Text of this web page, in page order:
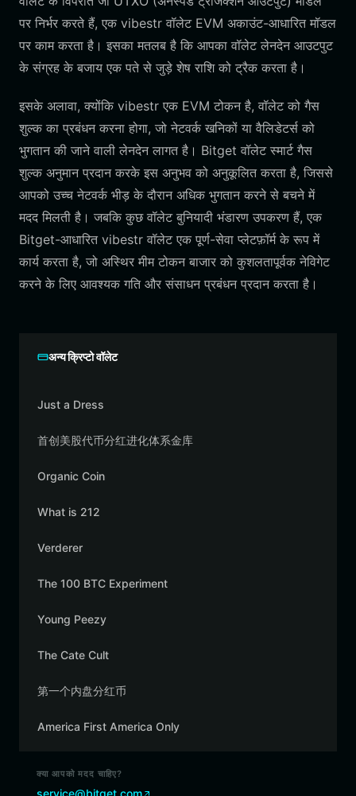
पर निर्भर करते हैं, एक vibestr वॉलेट EVM अकाउंट-आधारित मॉडल
पर काम करता है। इसका मतलब है कि आपका वॉलेट लेनदेन आउटपुट
के संग्रह के बजाय एक पते से जुड़े शेष राशि को ट्रैक करता है।
इसके अलावा, क्योंकि vibestr एक EVM टोकन है, वॉलेट को गैस
शुल्क का प्रबंधन करना होगा, जो नेटवर्क खनिकों या वैलिडेटर्स को
भुगतान की जाने वाली लेनदेन लागत है। Bitget वॉलेट स्मार्ट गैस
शुल्क अनुमान प्रदान करके इस अनुभव को अनुकूलित करता है, जिससे
आपको उच्च नेटवर्क भीड़ के दौरान अधिक भुगतान करने से बचने में
मदद मिलती है। जबकि कुछ वॉलेट बुनियादी भंडारण उपकरण हैं, एक
Bitget-आधारित vibestr वॉलेट एक पूर्ण-सेवा प्लेटफ़ॉर्म के रूप में
कार्य करता है, जो अस्थिर मीम टोकन बाजार को कुशलतापूर्वक नेविगेट
करने के लिए आवश्यक गति और संसाधन प्रबंधन प्रदान करता है।
अन्य क्रिप्टो वॉलेट
Just a Dress
首创美股代币分红进化体系金库
Organic Coin
What is 212
Verderer
The 100 BTC Experiment
Young Peezy
The Cate Cult
第一个内盘分红币
America First America Only
क्या आपको मदद चाहिए?
service@bitget.com